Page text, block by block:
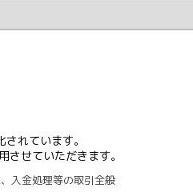
れています。
せていただきます。
入金処理等の取引全般